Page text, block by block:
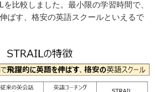
を比較しました。最小限の学習時間で、
ばす、格安の英語スクールといえるで